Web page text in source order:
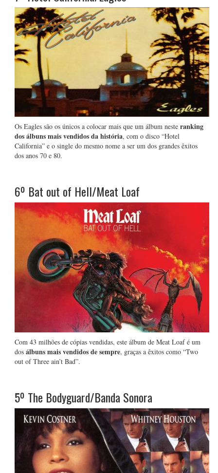
Os Eagles são os únicos a colocar mais que um álbum neste ranking
dos álbuns mais vendidos da história, com o disco “Hotel
California” e o single do mesmo nome a ser um dos grandes êxitos
dos anos 70 e 80.
6º Bat out of Hell/Meat Loaf
Com 43 milhões de cópias vendidas, este álbum de Meat Loaf é um
dos álbuns mais vendidos de sempre, graças a êxitos como “Two
out of Three ain’t Bad”.
5º The Bodyguard/Banda Sonora